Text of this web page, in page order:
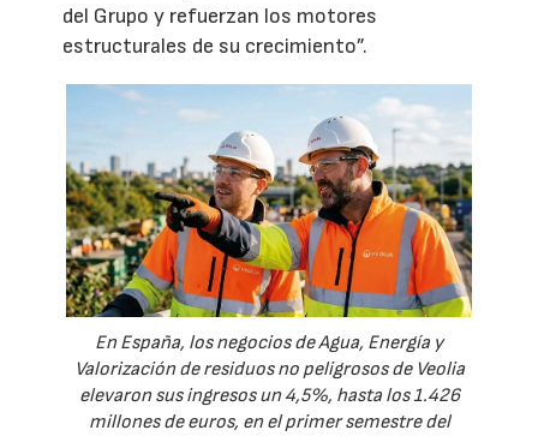
del Grupo y refuerzan los motores
estructurales de su crecimiento”.
En España, los negocios de Agua, Energía y
Valorización de residuos no peligrosos de Veolia
elevaron sus ingresos un 4,5%, hasta los 1.426
millones de euros, en el primer semestre del